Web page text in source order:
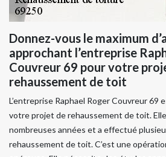
Donnez-vous le maximum
approchant l’entreprise
Couvreur 69 pour votre
rehaussement de toit
L’entreprise Raphael Roger Couvreur
votre projet de rehaussement de toit.
nombreuses années et a effectué
rehaussement de toit. C’est une